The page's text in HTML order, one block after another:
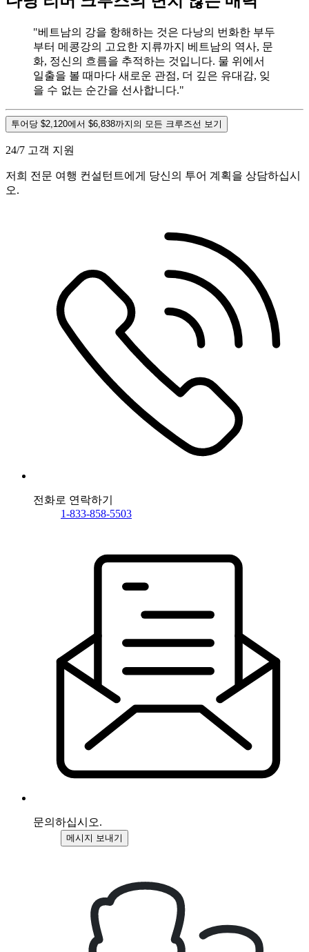
"베트남의 강을 항해하는 것은 다낭의 번화한 부두
부터 메콩강의 고요한 지류까지 베트남의 역사, 문
화, 정신의 흐름을 추적하는 것입니다. 물 위에서
일출을 볼 때마다 새로운 관점, 더 깊은 유대감, 잊
을 수 없는 순간을 선사합니다."
투어당 $2,120에서 $6,838까지의 모든 크루즈선 보기
24/7 고객 지원
저희 전문 여행 컨설턴트에게 당신의 투어 계획을 상담하십시
오.
전화로 연락하기
1-833-858-5503
문의하십시오.
메시지 보내기